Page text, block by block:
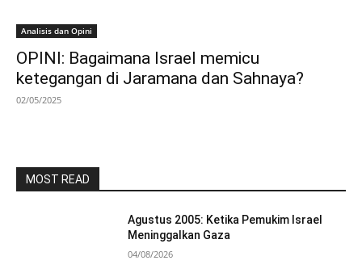
Analisis dan Opini
OPINI: Bagaimana Israel memicu
ketegangan di Jaramana dan Sahnaya?
02/05/2025
MOST READ
Agustus 2005: Ketika Pemukim Israel
Meninggalkan Gaza
04/08/2026